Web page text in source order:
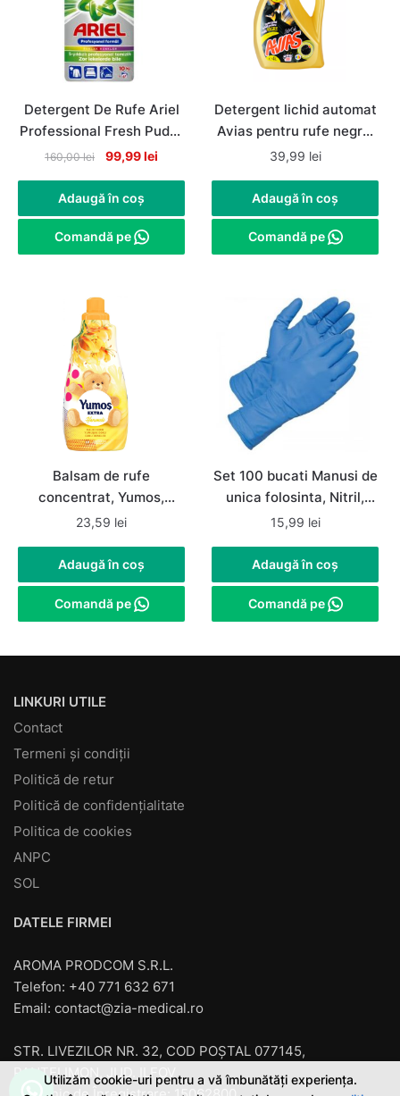
Detergent De Rufe Ariel
Professional Fresh Pudra
Automat, 67 de spalari,
160,00lei
Original
was:
160,00 lei.
99,99lei
99,99 lei.
Adaugă în coș
Comandă pe
Detergent lichid automat
Avias pentru rufe negre,
80 spalari, 4litri
39,99 lei
Adaugă în coș
Comandă pe
Balsam de rufe
concentrat, Yumos,
Hanimeli / Mana Maicii
spalari
23,59 lei
Adaugă în coș
Comandă pe
Set 100 bucati Manusi de
unica folosinta, Nitril,
nepudrate, albastre,
15,99 lei
Adaugă în coș
Comandă pe
LINKURI UTILE
Contact
Termeni și condiții
Politică de retur
Politică de confidențialitate
Politica de cookies
ANPC
SOL
DATELE FIRMEI
AROMA PRODCOM S.R.L.
Telefon: +40 771 632 671
Email: contact@zia-medical.ro
STR. LIVEZILOR NR. 32, COD POȘTAL 077145,
PANTELIMON, JUD. ILFOV
Utilizăm cookie-uri pentru a vă îmbunătăți experiența.